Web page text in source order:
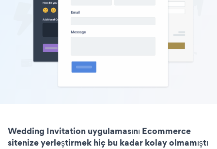
Wedding Invitation uygulamasını Ecommerce
sitenize yerleştirmek hiç bu kadar kolay olmamıştı